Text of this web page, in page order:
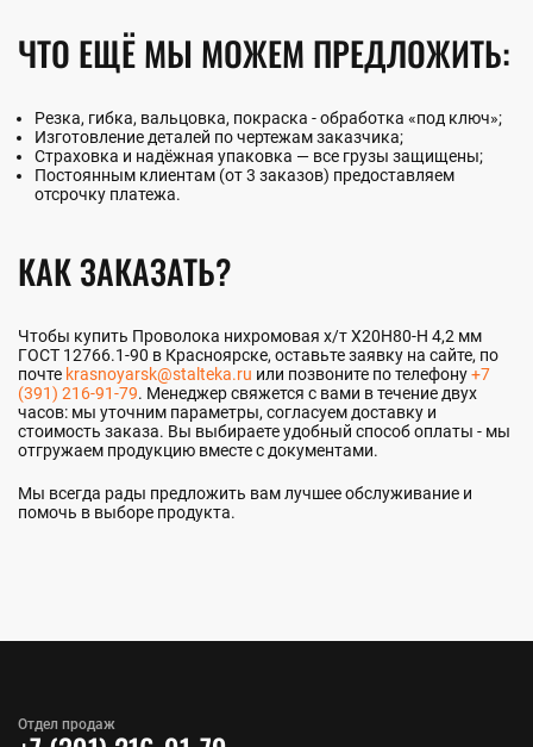
ЧТО ЕЩЁ МЫ МОЖЕМ ПРЕДЛОЖИТЬ:
Резка, гибка, вальцовка, покраска - обработка «под ключ»;
Изготовление деталей по чертежам заказчика;
Страховка и надёжная упаковка — все грузы защищены;
Постоянным клиентам (от 3 заказов) предоставляем
отсрочку платежа.
КАК ЗАКАЗАТЬ?
Чтобы купить Проволока нихромовая х/т Х20Н80-Н 4,2 мм
ГОСТ 12766.1-90 в Красноярске, оставьте заявку на сайте, по
почте krasnoyarsk@stalteka.ru или позвоните по телефону+7
(391) 216-91-79. Менеджер свяжется с вами в течение двух
часов: мы уточним параметры, согласуем доставку и
стоимость заказа. Вы выбираете удобный способ оплаты - мы
отгружаем продукцию вместе с документами.
Мы всегда рады предложить вам лучшее обслуживание и
помочь в выборе продукта.
Отдел продаж